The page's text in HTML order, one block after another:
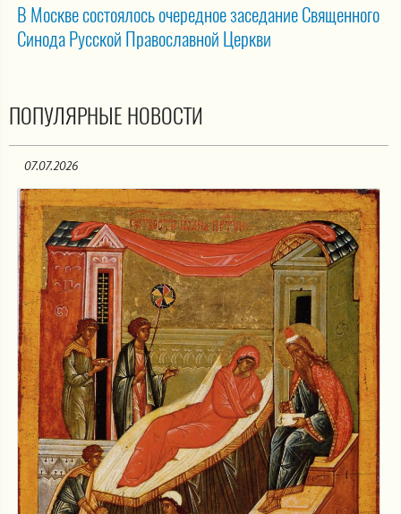
В Москве состоялось очередное заседание Священного
Синода Русской Православной Церкви
ПОПУЛЯРНЫЕ НОВОСТИ
07.07.2026